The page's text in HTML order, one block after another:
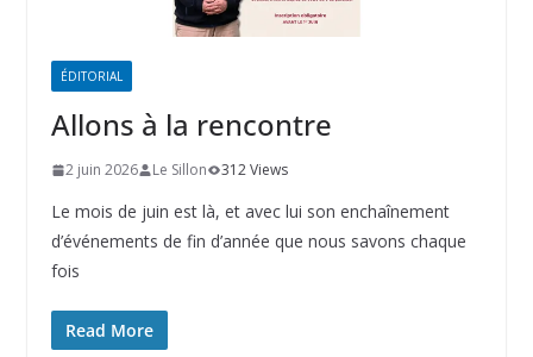
ÉDITORIAL
Allons à la rencontre
2 juin 2026 Le Sillon 312 Views
Le mois de juin est là, et avec lui son enchaînement
d’événements de fin d’année que nous savons chaque
fois
Read More